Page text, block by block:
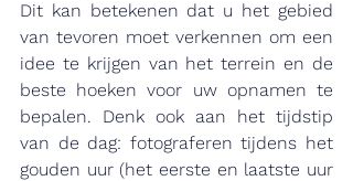
Dit kan betekenen dat u het gebied
van tevoren moet verkennen om een
idee te krijgen van het terrein en de
beste hoeken voor uw opnamen te
bepalen. Denk ook aan het tijdstip
van de dag: fotograferen tijdens het
gouden uur (het eerste en laatste uur